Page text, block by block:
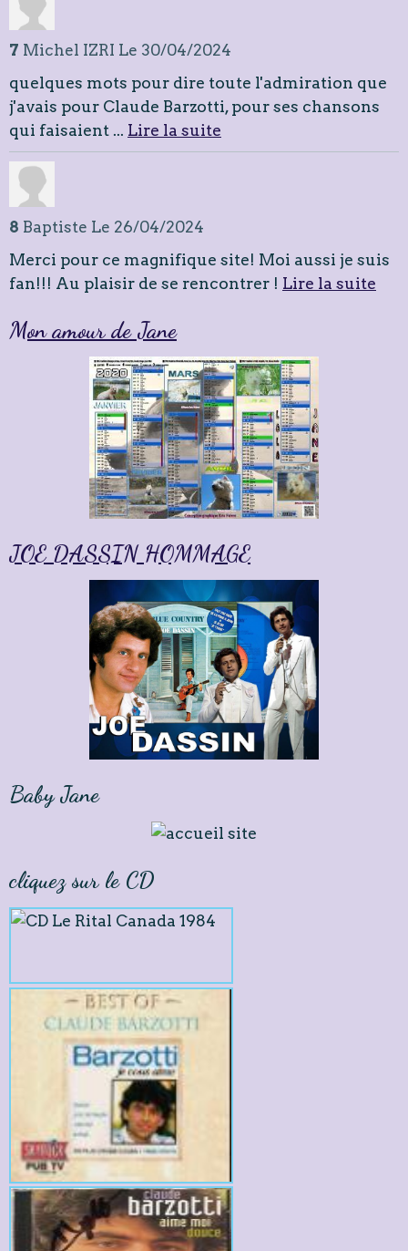
7 Michel IZRI Le 30/04/2024
quelques mots pour dire toute l'admiration que
j'avais pour Claude Barzotti, pour ses chansons
qui faisaient ... Lire la suite
8 Baptiste Le 26/04/2024
Merci pour ce magnifique site! Moi aussi je suis
fan!!! Au plaisir de se rencontrer ! Lire la suite
Mon amour de Jane
JOE DASSIN HOMMAGE
Baby Jane
cliquez sur le CD